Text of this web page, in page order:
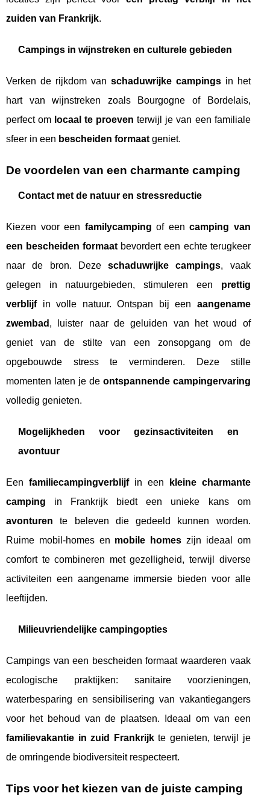
zuiden van Frankrijk.
Campings in wijnstreken en culturele gebieden
Verken de rijkdom van schaduwrijke campingsin het
hart van wijnstreken zoals Bourgogne of Bordelais,
perfect om locaal te proeven terwijl je van een familiale
sfeer in een bescheiden formaat geniet.
De voordelen van een charmante camping
Contact met de natuur en stressreductie
Kiezen voor een familycamping of eencamping van
een bescheiden formaat bevordert een echte terugkeer
naar de bron. Dezeschaduwrijke campings, vaak
gelegen in natuurgebieden, stimuleren een prettig
verblijfin volle natuur. Ontspan bij een aangename
zwembad , luister naar de geluiden van het woud of
geniet van de stilte van een zonsopgang om de
opgebouwde stress te verminderen. Deze stille
momenten laten je de ontspannende campingervaring
volledig genieten.
Mogelijkheden voor gezinsactiviteiten en
avontuur
Een familiecampingverblijfin een
kleine charmante
camping in Frankrijk biedt een unieke kans om
avonturen te beleven die gedeeld kunnen worden.
Ruime mobil-homes en mobile homes zijn ideaal om
comfort te combineren met gezelligheid, terwijl diverse
activiteiten een aangename immersie bieden voor alle
leeftijden.
Milieuvriendelijke campingopties
Campings van een bescheiden formaat waarderen vaak
ecologische praktijken: sanitaire voorzieningen,
waterbesparing en sensibilisering van vakantiegangers
voor het behoud van de plaatsen. Ideaal om van een
familievakantie in zuid Frankrijkte genieten, terwijl je
de omringende biodiversiteit respecteert.
Tips voor het kiezen van de juiste camping